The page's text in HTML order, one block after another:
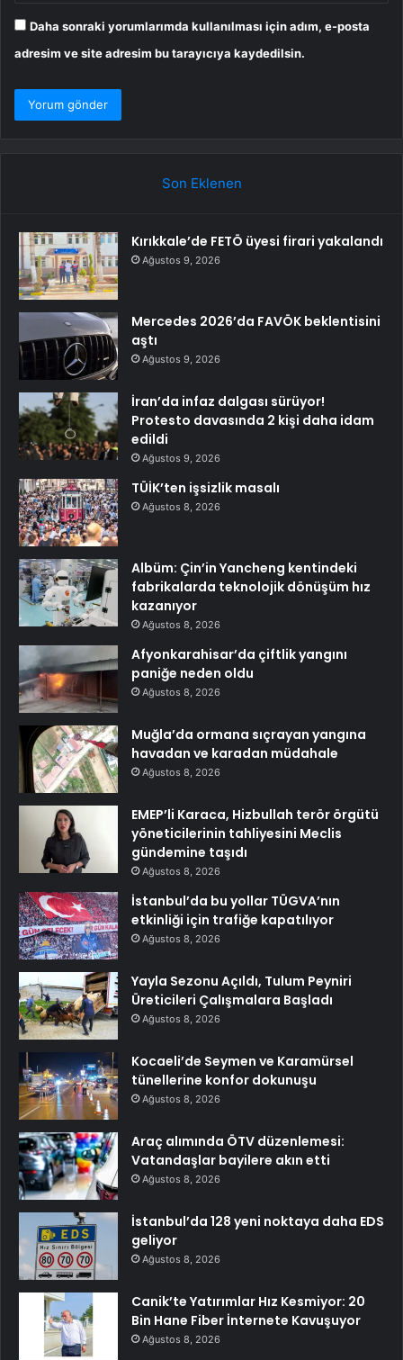
Daha sonraki yorumlarımda kullanılması için adım, e-posta
adresim ve site adresim bu tarayıcıya kaydedilsin.
Son Eklenen
Kırıkkale’de FETÖ üyesi firari yakalandı
Ağustos 9, 2026
Mercedes 2026’da FAVÖK beklentisini
aştı
Ağustos 9, 2026
İran’da infaz dalgası sürüyor!
Protesto davasında 2 kişi daha idam
edildi
Ağustos 9, 2026
TÜİK’ten işsizlik masalı
Ağustos 8, 2026
Albüm: Çin’in Yancheng kentindeki
fabrikalarda teknolojik dönüşüm hız
kazanıyor
Ağustos 8, 2026
Afyonkarahisar’da çiftlik yangını
paniğe neden oldu
Ağustos 8, 2026
Muğla’da ormana sıçrayan yangına
havadan ve karadan müdahale
Ağustos 8, 2026
EMEP’li Karaca, Hizbullah terör örgütü
yöneticilerinin tahliyesini Meclis
gündemine taşıdı
Ağustos 8, 2026
İstanbul’da bu yollar TÜGVA’nın
etkinliği için trafiğe kapatılıyor
Ağustos 8, 2026
Yayla Sezonu Açıldı, Tulum Peyniri
Üreticileri Çalışmalara Başladı
Ağustos 8, 2026
Kocaeli’de Seymen ve Karamürsel
tünellerine konfor dokunuşu
Ağustos 8, 2026
Araç alımında ÖTV düzenlemesi:
Vatandaşlar bayilere akın etti
Ağustos 8, 2026
İstanbul’da 128 yeni noktaya daha EDS
geliyor
Ağustos 8, 2026
Canik’te Yatırımlar Hız Kesmiyor: 20
Bin Hane Fiber İnternete Kavuşuyor
Ağustos 8, 2026